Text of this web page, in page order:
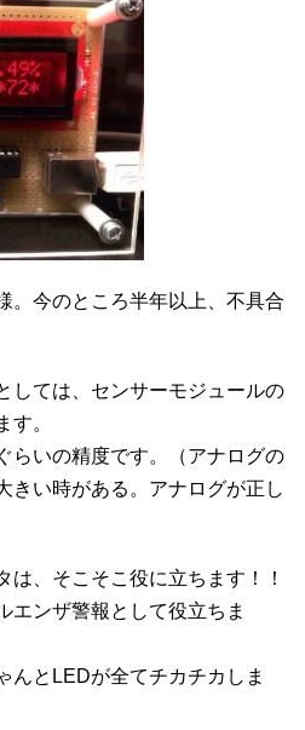
。今のところ半年以上、不具合
しては、センサーモジュールの
す。
らいの精度です。（アナログの
きい時がある。アナログが正し
は、そこそこ役に立ちます！！
エンザ警報として役立ちま
んとLEDが全てチカチカしま